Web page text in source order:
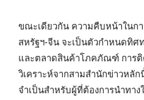
ขณะเดียวกัน ความคืบหน้าในกา
สหรัฐฯ-จีน จะเป็นตัวกำหนดทิศ
และตลาดสินค้าโภคภัณฑ์ การติ
วิเคราะห์จากสามสำนักข่าวหลัก
จำเป็นสำหรับผู้ที่ต้องการนำทาง